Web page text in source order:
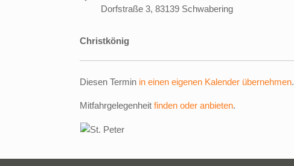
Dorfstraße 3, 83139 Schwabering
Christkönig
Diesen Termin in einen eigenen Kalender übernehmen.
Mitfahrgelegenheit finden oder anbieten.